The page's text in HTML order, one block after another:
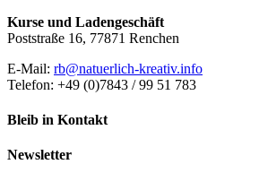
Kurse und Ladengeschäft
Poststraße 16, 77871 Renchen
E-Mail: rb@natuerlich-kreativ.info
Telefon: +49 (0)7843 / 99 51 783
Bleib in Kontakt
Newsletter